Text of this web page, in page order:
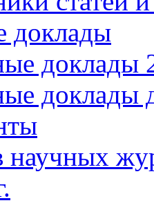
доклады
доклады
доклады
научных